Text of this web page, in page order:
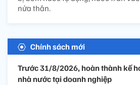
nửa thân.
Chính sách mới
Trước 31/8/2026, hoàn thành kế
nhà nước tại doanh nghiệp